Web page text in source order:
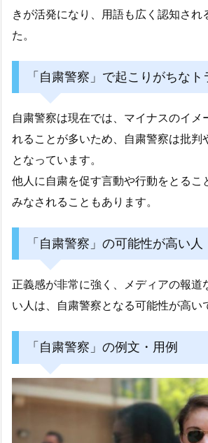
きが活発になり、用語も広く認知され
た。
「自粛警察」で起こりがちなト
自粛警察は現在では、マイナスのイメ
れることが多いため、自粛警察は批判
となっています。
他人に自粛を促す言動や行動をとるこ
みなされることもあります。
「自粛警察」の可能性が高い人
正義感が非常に強く、メディアの報道
い人は、自粛警察となる可能性が高い
「自粛警察」の例文・用例